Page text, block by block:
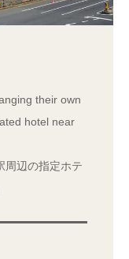
their own
hotel near
周辺の指定ホテ